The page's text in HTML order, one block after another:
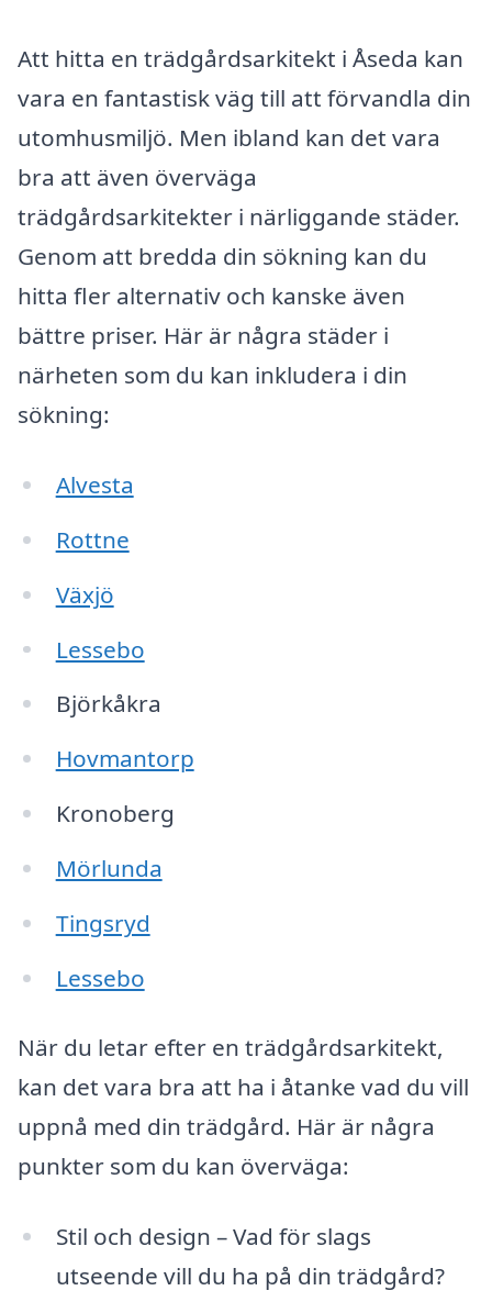
Att hitta en trädgårdsarkitekt i Åseda kan
vara en fantastisk väg till att förvandla din
utomhusmiljö. Men ibland kan det vara
bra att även överväga
trädgårdsarkitekter i närliggande städer.
Genom att bredda din sökning kan du
hitta fler alternativ och kanske även
bättre priser. Här är några städer i
närheten som du kan inkludera i din
sökning:
Alvesta
Rottne
Växjö
Lessebo
Björkåkra
Hovmantorp
Kronoberg
Mörlunda
Tingsryd
Lessebo
När du letar efter en trädgårdsarkitekt,
kan det vara bra att ha i åtanke vad du vill
uppnå med din trädgård. Här är några
punkter som du kan överväga:
Stil och design – Vad för slags
utseende vill du ha på din trädgård?